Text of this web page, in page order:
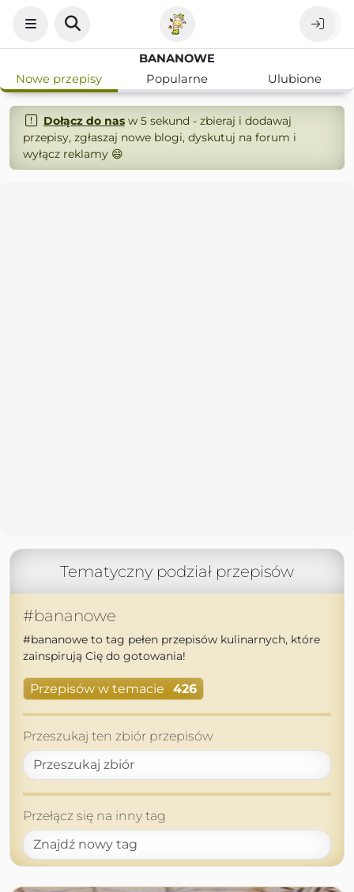
BANANOWE
Nowe przepisy
Popularne Ulubione
Dołącz do nasw 5 sekund - zbieraj i dodawaj
przepisy, zgłaszaj nowe blogi, dyskutuj na forum i
wyłącz reklamy 😄
Tematyczny podział przepisów
#bananowe
#bananowe to tag pełen przepisów kulinarnych, które
zainspirują Cię do gotowania!
Przepisów w temacie 426
Przeszukaj ten zbiór przepisów
Przełącz się na inny tag